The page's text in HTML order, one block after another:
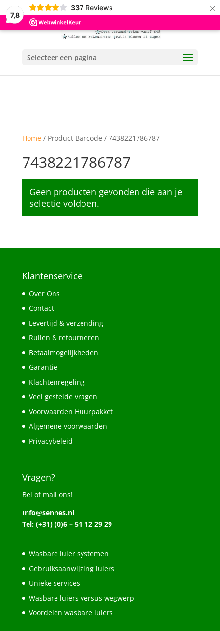
7,8
337 Reviews ×
Selecteer een pagina
Home/ Product Barcode / 7438221786787
7438221786787
Geen producten gevonden die aan je
selectie voldoen.
Klantenservice
Over Ons
Contact
Levertijd & verzending
Ruilen & retourneren
Betaalmogelijkheden
Garantie
Klachtenregeling
Veel gestelde vragen
Voorwaarden Huurpakket
Algemene voorwaarden
Privacybeleid
Vragen?
Bel of mail ons!
Info@sennes.nl
Tel: (+31) (0)6 – 51 12 29 29
Wasbare luier systemen
Gebruiksaanwijzing luiers
Unieke services
Wasbare luiers versus wegwerp
Voordelen wasbare luiers